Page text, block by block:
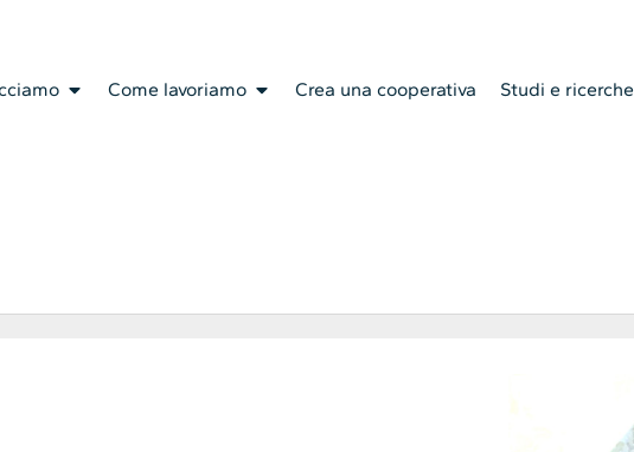
Come lavoriamo Crea una cooperativa Studi e ricerche